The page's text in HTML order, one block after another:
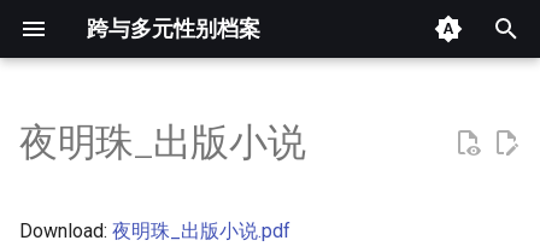
跨与多元性别档案
入
以
摘要
其他信息
夜明珠_出版小说
Download: 夜明珠_出版小说.pdf